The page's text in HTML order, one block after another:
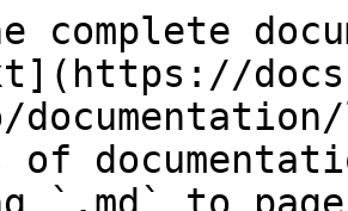
complete
of